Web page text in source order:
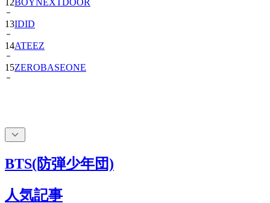
12 BOYNEXTDOOR
13IDID
14ATEEZ
15ZEROBASEONE
BTS(防弾少年団)
人気記事